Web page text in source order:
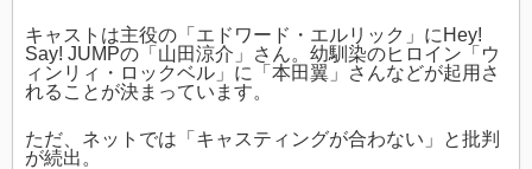
キャストは主役の「エドワード・エルリック」にHey!
Say! JUMPの「山田涼介」さん。幼馴染のヒロイン「ウ
ィンリィ・ロックベル」に「本田翼」さんなどが起用さ
れることが決まっています。
ただ、ネットでは「キャスティングが合わない」と批判
が続出。